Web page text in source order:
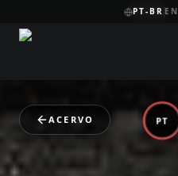
PT-BR EN
ACERVO PT